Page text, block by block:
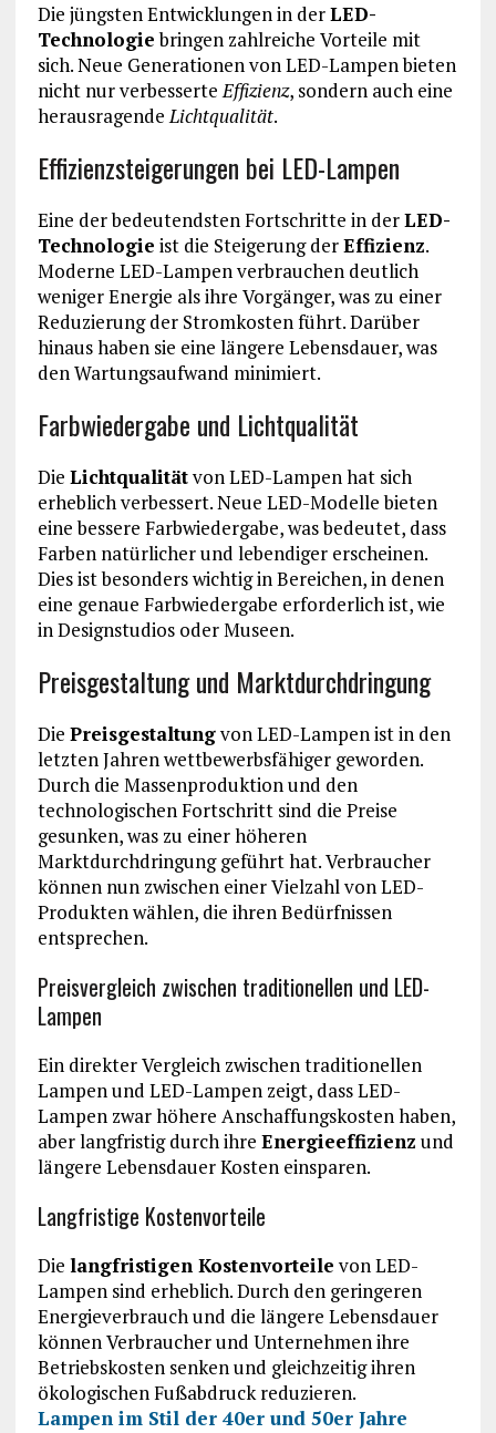
Die jüngsten Entwicklungen in derLED-
Technologiebringen zahlreiche Vorteile mit
sich. Neue Generationen von LED-Lampen bieten
nicht nur verbesserteEffizienz, sondern auch eine
herausragendeLichtqualität.
Effizienzsteigerungen bei LED-Lampen
Eine der bedeutendsten Fortschritte in derLED-
Technologie ist die Steigerung derEffizienz.
Moderne LED-Lampen verbrauchen deutlich
weniger Energie als ihre Vorgänger, was zu einer
Reduzierung der Stromkosten führt. Darüber
hinaus haben sie eine längere Lebensdauer, was
den Wartungsaufwand minimiert.
Farbwiedergabe und Lichtqualität
Die Lichtqualitätvon LED-Lampen hat sich
erheblich verbessert. Neue LED-Modelle bieten
eine bessere Farbwiedergabe, was bedeutet, dass
Farben natürlicher und lebendiger erscheinen.
Dies ist besonders wichtig in Bereichen, in denen
eine genaue Farbwiedergabe erforderlich ist, wie
in Designstudios oder Museen.
Preisgestaltung und Marktdurchdringung
Die Preisgestaltungvon LED-Lampen ist in den
letzten Jahren wettbewerbsfähiger geworden.
Durch die Massenproduktion und den
technologischen Fortschritt sind die Preise
gesunken, was zu einer höheren
Marktdurchdringung geführt hat. Verbraucher
können nun zwischen einer Vielzahl von LED-
Produkten wählen, die ihren Bedürfnissen
entsprechen.
Preisvergleich zwischen traditionellen und LED-
Lampen
Ein direkter Vergleich zwischen traditionellen
Lampen und LED-Lampen zeigt, dass LED-
Lampen zwar höhere Anschaffungskosten haben,
aber langfristig durch ihre Energieeffizienz und
längere Lebensdauer Kosten einsparen.
Langfristige Kostenvorteile
Die langfristigen Kostenvorteile von LED-
Lampen sind erheblich. Durch den geringeren
Energieverbrauch und die längere Lebensdauer
können Verbraucher und Unternehmen ihre
Betriebskosten senken und gleichzeitig ihren
ökologischen Fußabdruck reduzieren.
Lampen im Stil der 40er und 50er Jahre